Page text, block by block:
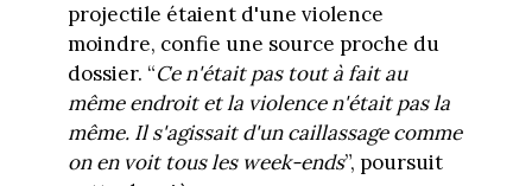
projectile étaient d'une violence
moindre, confie une source proche du
dossier. “Ce n'était pas tout à fait au
même endroit et la violence n'était pas la
même. Il s'agissait d'un caillassage comme
on en voit tous les week-ends”, poursuit